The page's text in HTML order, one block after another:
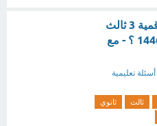
حل كتاب التقنية الرقمية 3 ثالث
ثانوي الفصل الاول 1446 ؟ - مع
أسئلة تعليمية
ثالث
ثانوي